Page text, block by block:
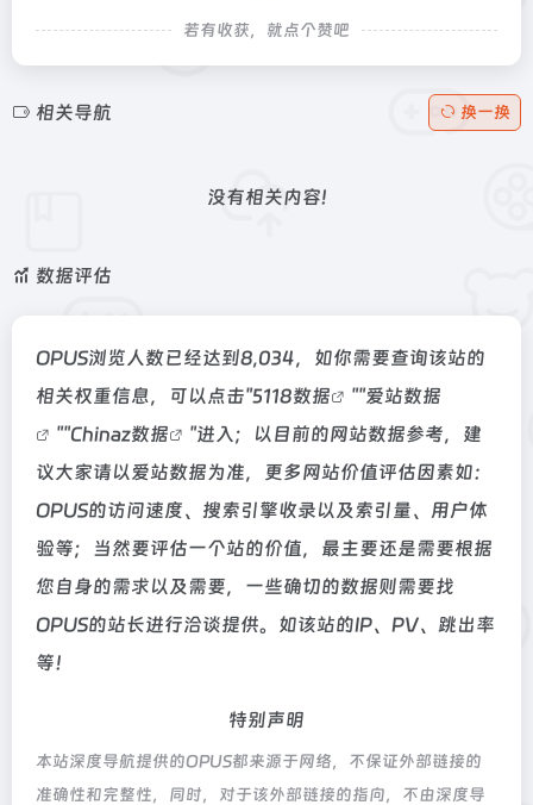
若有收获，就点个赞吧
相关导航 换一换
没有相关内容!
数据评估
OPUS浏览人数已经达到8,034，如你需要查询该站的
相关权重信息，可以点击"5118数据 ""爱站数据
""Chinaz数据
"进入；以目前的网站数据参考，建
议大家请以爱站数据为准，更多网站价值评估因素如：
OPUS的访问速度、搜索引擎收录以及索引量、用户体
验等；当然要评估一个站的价值，最主要还是需要根据
您自身的需求以及需要，一些确切的数据则需要找
OPUS的站长进行洽谈提供。如该站的IP、PV、跳出率
等！
特别声明
本站深度导航提供的OPUS都来源于网络，不保证外部链接的
准确性和完整性，同时，对于该外部链接的指向，不由深度导